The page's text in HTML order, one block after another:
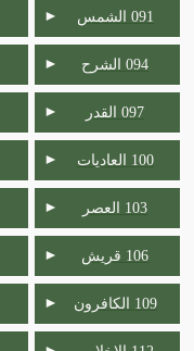
091 الشمس ►
094 الشرح ►
097 القدر ►
100 العاديات ►
103 العصر ►
106 قريش ►
109 الكافرون ►